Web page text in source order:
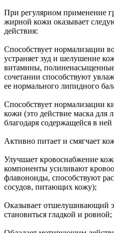
При регулярном применение
жирной кожи оказывает
действия:
Способствует нормализации
устраняет зуд и шелушение
витамины,
сочетании способствуют
ее нормального липидного
Способствует нормализации
кожи (это действие маска для
благодаря содержащейся в ней
Активно питает и смягчает
Улучшает кровоснабжение
компоненты усиливают
флавоноиды, способствуют
сосудов, питающих кожу);
Оказывает отшелушивающий
становиться гладкой и ровной;